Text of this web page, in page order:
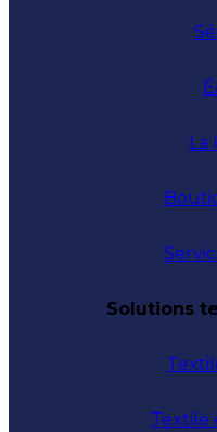
La
Solutions
Textile